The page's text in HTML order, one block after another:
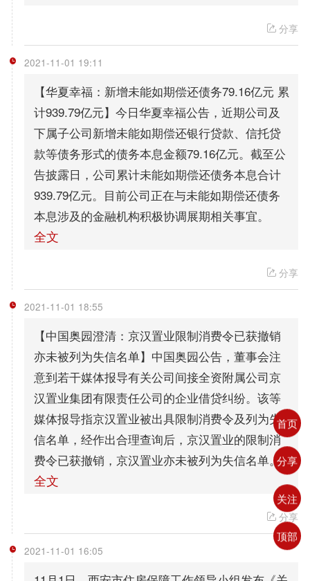
分享
2021-11-01 19:11
【华夏幸福：新增未能如期偿还债务79.16亿元 累
计939.79亿元】今日华夏幸福公告，近期公司及
下属子公司新增未能如期偿还银行贷款、信托贷
款等债务形式的债务本息金额79.16亿元。截至公
告披露日，公司累计未能如期偿还债务本息合计
939.79亿元。目前公司正在与未能如期偿还债务
本息涉及的金融机构积极协调展期相关事宜。
全文
分享
2021-11-01 18:55
【中国奥园澄清：京汉置业限制消费令已获撤销
亦未被列为失信名单】中国奥园公告，董事会注
意到若干媒体报导有关公司间接全资附属公司京
汉置业集团有限责任公司的企业借贷纠纷。该等
媒体报导指京汉置业被出具限制消费令及列为失
信名单，经作出合理查询后，京汉置业的限制消
费令已获撤销，京汉置业亦未被列为失信名单。
全文
分享
2021-11-01 16:05
首页
分享
关注
顶部